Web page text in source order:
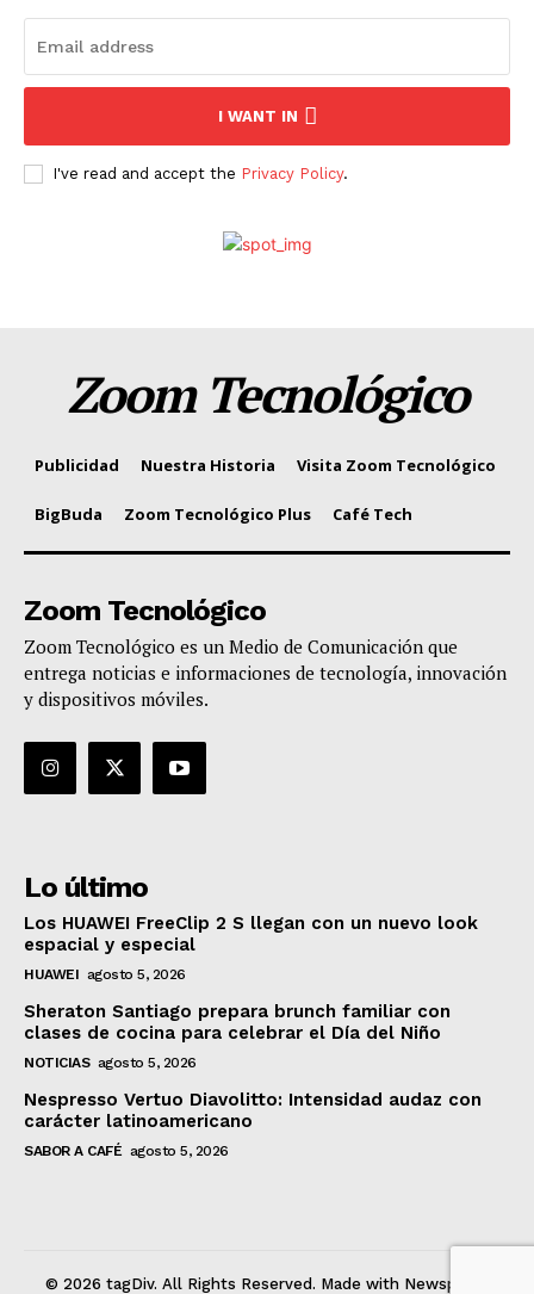
I WANT IN
I've read and accept the Privacy Policy.
Zoom Tecnológico
Publicidad Nuestra Historia Visita Zoom Tecnológico
BigBuda Zoom Tecnológico Plus Café Tech
Zoom Tecnológico
Zoom Tecnológico es un Medio de Comunicación que
entrega noticias e informaciones de tecnología, innovación
y dispositivos móviles.
Lo último
Los HUAWEI FreeClip 2 S llegan con un nuevo look
espacial y especial
HUAWEI agosto 5, 2026
Sheraton Santiago prepara brunch familiar con
clases de cocina para celebrar el Día del Niño
NOTICIAS agosto 5, 2026
Nespresso Vertuo Diavolitto: Intensidad audaz con
carácter latinoamericano
SABOR A CAFÉ agosto 5, 2026
© 2026 tagDiv. All Rights Reserved. Made with Newspaper